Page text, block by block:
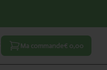
Ma commande€ 0,00